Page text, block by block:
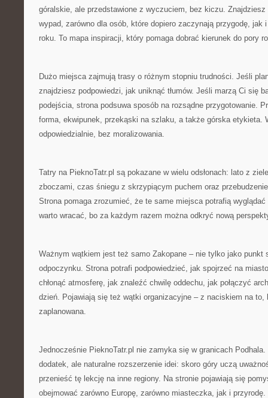
góralskie, ale przedstawione z wyczuciem, bez kiczu.
wypad, zarówno dla osób, które dopiero zaczynają przygodę, jak
roku. To mapa inspiracji, który pomaga dobrać kierunek do pory
Dużo miejsca zajmują trasy o różnym stopniu trudności. Jeśli
znajdziesz podpowiedzi, jak uniknąć tłumów. Jeśli marzą Ci się
podejścia, strona podsuwa sposób na rozsądne przygotowanie.
forma, ekwipunek, przekąski na szlaku, a także górska etykieta.
odpowiedzialnie, bez moralizowania.
Tatry na PieknoTatr.pl są pokazane w wielu odsłonach: lato z
zboczami, czas śniegu z skrzypiącym puchem oraz
Strona pomaga zrozumieć, że te same miejsca potrafią
warto wracać, bo za każdym razem można odkryć nową
Ważnym wątkiem jest też samo Zakopane – nie tylko jako punkt
odpoczynku. Strona potrafi podpowiedzieć, jak spojrzeć na
chłonąć atmosferę, jak znaleźć chwilę oddechu, jak połączyć
dzień. Pojawiają się też wątki organizacyjne – z naciskiem na to,
zaplanowana.
Jednocześnie PieknoTatr.pl nie zamyka się w granicach Podhala.
dodatek, ale naturalne rozszerzenie idei: skoro góry uczą
przenieść tę lekcję na inne regiony. Na stronie pojawiają się
obejmować zarówno Europę, zarówno miasteczka, jak i